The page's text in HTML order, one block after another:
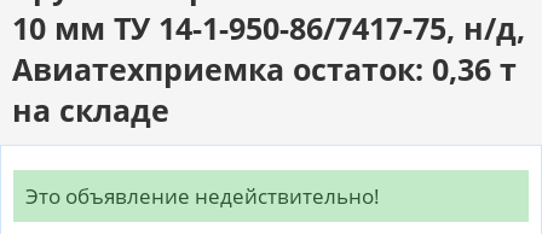
10 мм ТУ 14-1-950-86/7417-75, н/д,
Авиатехприемка остаток: 0,36 т
на складе
Это объявление недействительно!